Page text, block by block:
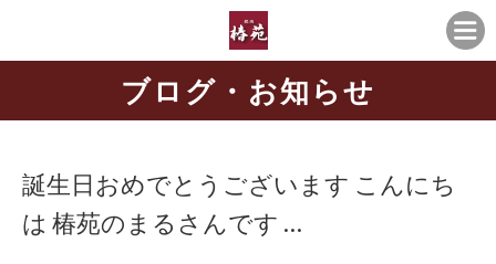
ブログ・お知らせ
誕生日おめでとうございます こんにち
は 椿苑のまるさんです …